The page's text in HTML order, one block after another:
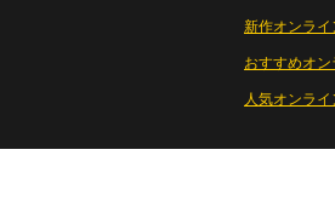
新作オンライ
おすすめオ
人気オンラ